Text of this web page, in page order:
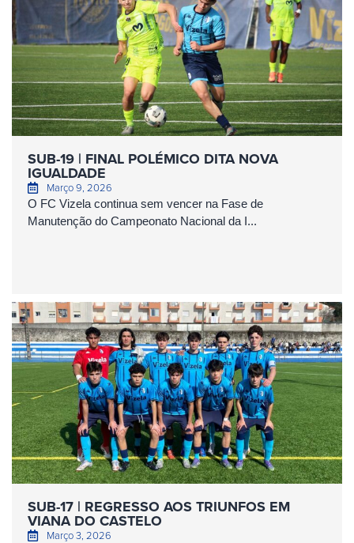
SUB-19 | FINAL POLÉMICO DITA NOVA
IGUALDADE
Março 9, 2026
O FC Vizela continua sem vencer na Fase de
Manutenção do Campeonato Nacional da I...
SUB-17 | REGRESSO AOS TRIUNFOS EM
VIANA DO CASTELO
Março 3, 2026